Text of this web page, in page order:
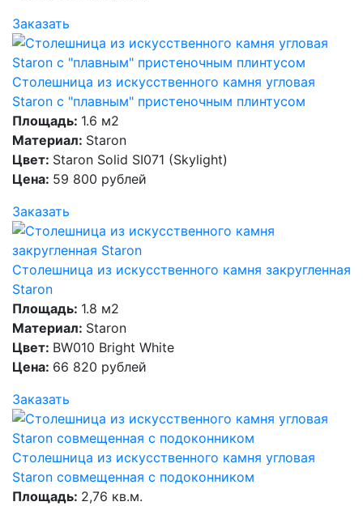
Заказать
Столешница из искусственного камня угловая
Staron с "плавным" пристеночным плинтусом
Площадь: 1.6 м2
Материал: Staron
Цвет: Staron Solid SI071 (Skylight)
Цена: 59 800 рублей
Заказать
Столешница из искусственного камня закругленная
Staron
Площадь: 1.8 м2
Материал: Staron
Цвет: BW010 Bright White
Цена: 66 820 рублей
Заказать
Столешница из искусственного камня угловая
Staron совмещенная с подоконником
Площадь: 2,76 кв.м.